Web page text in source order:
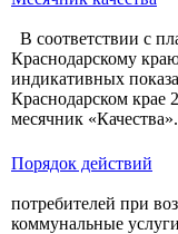
В соответствии с
Краснодарскому
индикативных
Краснодарском крае
месячник «Качества».
Порядок действий
потребителей при
коммунальные услуги